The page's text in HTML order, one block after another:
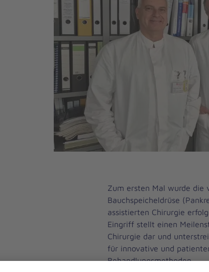
Zum ersten Mal wurde die
Bauchspeicheldrüse
assistierten Chirurgie
Eingriff stellt einen
Chirurgie dar und
für innovative und
Behandlungsmethoden.